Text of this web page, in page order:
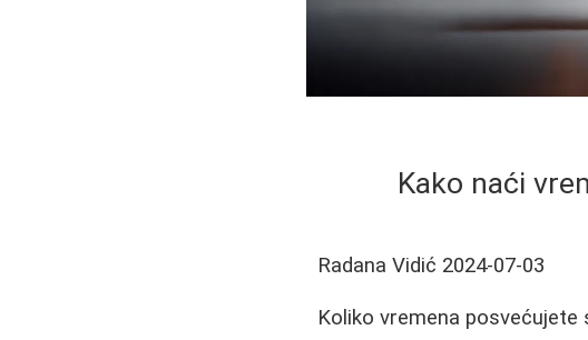
Kako naći
Radana Vidić 2024-07-03
Koliko vremena posvećujete